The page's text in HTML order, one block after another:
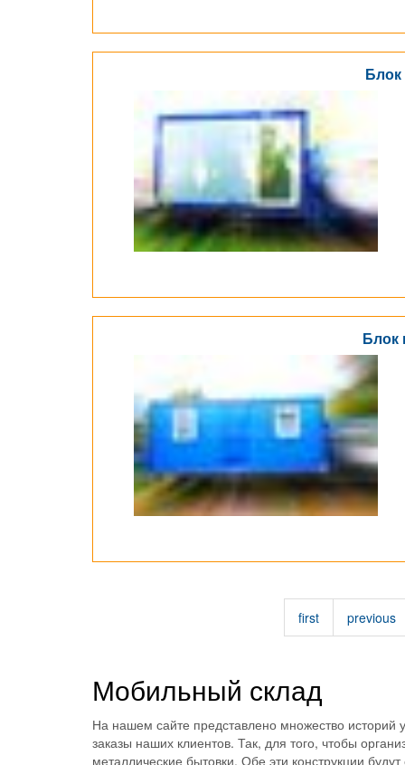
Блок
Блок
first previous
Мобильный склад
На нашем сайте представлено множество
заказы наших клиентов. Так, для того, чтобы
металлические бытовки. Обе эти конструкции